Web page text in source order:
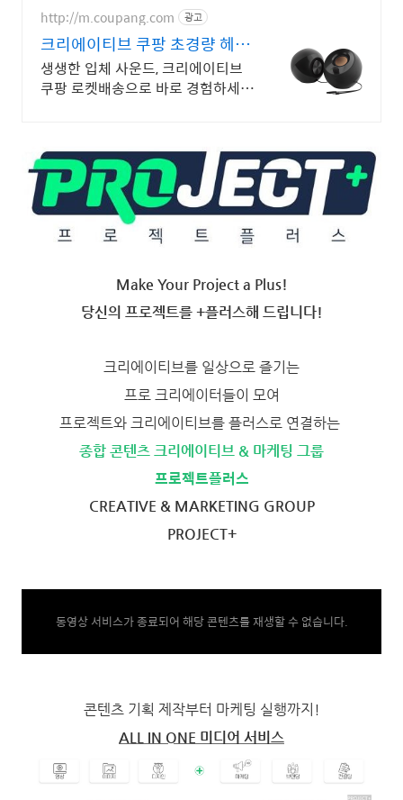
http://m.coupang.com 광고
크리에이티브 쿠팡 초경량 헤드
셋 와우 무료배송
생생한 입체 사운드, 크리에이티브
쿠팡 로켓배송으로 바로 경험하세
Make Your Project a Plus!
당신의 프로젝트를 +플러스해 드립니다!
크리에이티브를 일상으로 즐기는
프로 크리에이터들이 모여
프로젝트와 크리에이티브를 플러스로 연결하는
종합 콘텐츠 크리에이티브 & 마케팅 그룹
프로젝트플러스
CREATIVE & MARKETING GROUP
PROJECT+
동영상 서비스가 종료되어 해당 콘텐츠를 재생할 수 없습니다.
콘텐츠 기획 제작부터 마케팅 실행까지!
ALL IN ONE 미디어 서비스